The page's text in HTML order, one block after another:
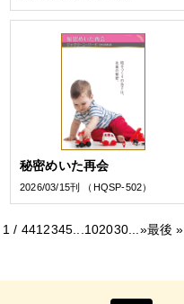
秘密めいた再会
2026/03/15刊 （HQSP-502）
1 / 441 2345 102030 »最後 »